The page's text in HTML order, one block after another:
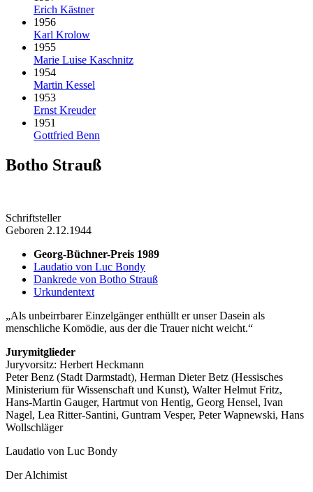
Erich Kästner
1956
Karl Krolow
1955
Marie Luise Kaschnitz
1954
Martin Kessel
1953
Ernst Kreuder
1951
Gottfried Benn
Botho Strauß
Schriftsteller
Geboren 2.12.1944
Georg-Büchner-Preis 1989
Laudatio von Luc Bondy
Dankrede von Botho Strauß
Urkundentext
Als unbeirrbarer Einzelgänger enthüllt er unser Dasein als
menschliche Komödie, aus der die Trauer nicht weicht.
Jurymitglieder
Juryvorsitz: Herbert Heckmann
Peter Benz (Stadt Darmstadt), Herman Dieter Betz (Hessisches
Ministerium für Wissenschaft und Kunst), Walter Helmut Fritz,
Hans-Martin Gauger, Hartmut von Hentig, Georg Hensel, Ivan
Nagel, Lea Ritter-Santini, Guntram Vesper, Peter Wapnewski, Hans
Wollschläger
Laudatio von Luc Bondy
Der Alchimist